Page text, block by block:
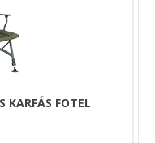
Ajánljuk
kényelmetlen, kis
KARFÁS FOTEL